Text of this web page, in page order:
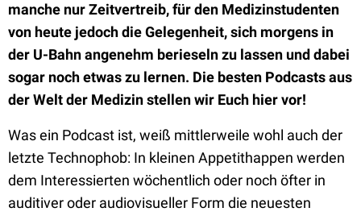
manche nur Zeitvertreib, für den Medizinstudenten
von heute jedoch die Gelegenheit, sich morgens in
der U-Bahn angenehm berieseln zu lassen und dabei
sogar noch etwas zu lernen. Die besten Podcasts aus
der Welt der Medizin stellen wir Euch hier vor!
Was ein Podcast ist, weiß mittlerweile wohl auch der
letzte Technophob: In kleinen Appetithappen werden
dem Interessierten wöchentlich oder noch öfter in
auditiver oder audiovisueller Form die neuesten